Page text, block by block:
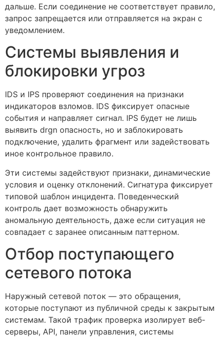
дальше. Если соединение не соответствует правило,
запрос запрещается или отправляется на экран с
уведомлением.
Системы выявления и
блокировки угроз
IDS и IPS проверяют соединения на признаки
индикаторов взломов. IDS фиксирует опасные
события и направляет сигнал. IPS будет не лишь
выявить drgn опасность, но и заблокировать
подключение, удалить фрагмент или задействовать
иное контрольное правило.
Эти системы задействуют признаки, динамические
условия и оценку отклонений. Сигнатура фиксирует
типовой шаблон инцидента. Поведенческий
контроль дает возможность обнаружить
аномальную деятельность, даже если ситуация не
совпадает с заранее описанным паттерном.
Отбор поступающего
сетевого потока
Наружный сетевой поток — это обращения,
которые поступают из публичной среды к закрытым
системам. Такой трафик проверка изолирует веб-
серверы, API, панели управления, системы